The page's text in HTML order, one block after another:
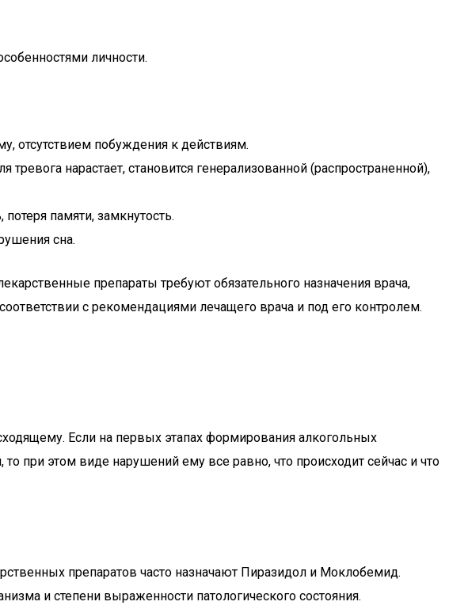
личности.
отсутствием побуждения к действиям.
нарастает, становится генерализованной (распространенной),
памяти, замкнутость.
сна.
препараты требуют обязательного назначения врача,
с рекомендациями лечащего врача и под его контролем.
Если на первых этапах формирования алкогольных
при этом виде нарушений ему все равно, что происходит сейчас и что
препаратов часто назначают Пиразидол и Моклобемид.
и степени выраженности патологического состояния.